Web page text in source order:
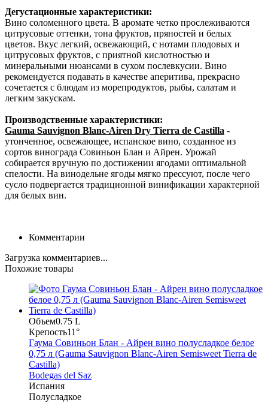
Дегустационные характеристики:
Вино соломенного цвета. В аромате четко прослеживаются
цитрусовые оттенки, тона фруктов, пряностей и белых
цветов. Вкус легкий, освежающий, с нотами плодовых и
цитрусовых фруктов, с приятной кислотностью и
минеральными нюансами в сухом послевкусии. Вино
рекомендуется подавать в качестве аперитива, прекрасно
сочетается с блюдам из морепродуктов, рыбы, салатам и
легким закускам.
Производственные характеристики:
Gauma Sauvignon Blanc-Airen Dry Tierra de Castilla -
утонченное, освежающее, испанское вино, созданное из
сортов винограда Совиньон Блан и Айрен. Урожай
собирается вручную по достижении ягодами оптимальной
спелости. На винодельне ягоды мягко прессуют, после чего
сусло подвергается традиционной винификации характерной
для белых вин.
Комментарии
Загрузка комментариев...
Похожие товары
Объем0.75 L
Крепость11°
Гаума Совиньон Блан - Айрен вино полусладкое белое
0,75 л (Gauma Sauvignon Blanc-Airen Semisweet Tierra de
Castilla)
Bodegas del Saz
Испания
Полусладкое